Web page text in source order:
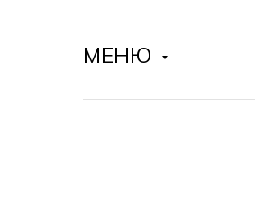
МЕНЮ